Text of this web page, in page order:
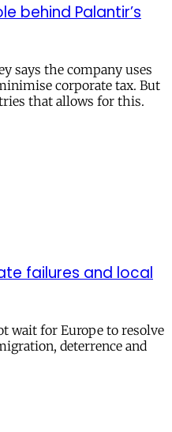
behind Palantir’s
says the company uses
corporate tax. But
that allows for this.
failures and local
wait for Europe to resolve
deterrence and